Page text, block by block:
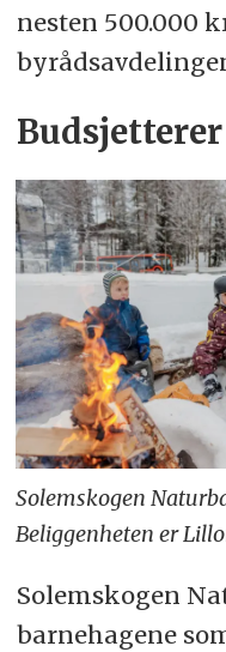
nesten 500.000
Solemskogen
Beliggenheten er
Solemskogen
barnehagene